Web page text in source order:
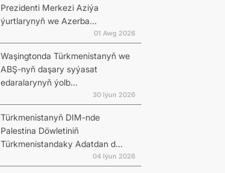
Prezidenti Merkezi Aziýa
ýurtlarynyň we Azerba...
01 Awg 2026
Waşingtonda Türkmenistanyň we
ABŞ-nyň daşary syýasat
edaralarynyň ýolb...
30 Iýun 2026
Türkmenistanyň DIM-nde
Palestina Döwletiniň
Türkmenistandaky Adatdan d...
04 Iýun 2026